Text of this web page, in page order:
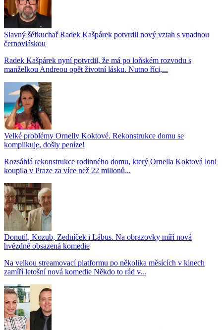
Slavný šéfkuchař Radek Kašpárek potvrdil nový vztah s vnadnou
černovláskou
Radek Kašpárek nyní potvrdil, že má po loňském rozvodu s
manželkou Andreou opět životní lásku. Nutno říci,...
Velké problémy Ornelly Koktové. Rekonstrukce domu se
komplikuje, došly peníze!
Rozsáhlá rekonstrukce rodinného domu, který Ornella Koktová loni
koupila v Praze za více než 22 milionů...
Donutil, Kozub, Zedníček i Lábus. Na obrazovky míří nová
hvězdně obsazená komedie
Na velkou streamovací platformu po několika měsících v kinech
zamíří letošní nová komedie Někdo to rád v...